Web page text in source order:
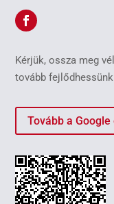
Kérjük, ossza meg
tovább
Tovább a